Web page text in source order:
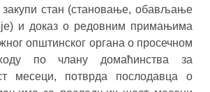
закупи стан (становање, обављање
и доказ о редовним примањима
општинског органа о просечном
по члану домаћинства за
месеци, потврда послодавца о